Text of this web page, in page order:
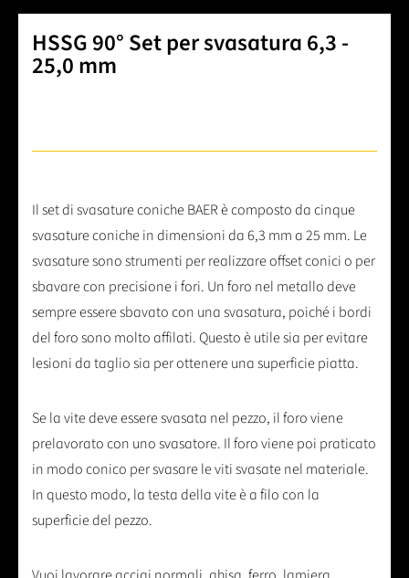
HSSG 90° Set per svasatura 6,3 -
25,0 mm
Il set di svasature coniche BAER è composto da cinque
svasature coniche in dimensioni da 6,3 mm a 25 mm. Le
svasature sono strumenti per realizzare offset conici o per
sbavare con precisione i fori. Un foro nel metallo deve
sempre essere sbavato con una svasatura, poiché i bordi
del foro sono molto affilati. Questo è utile sia per evitare
lesioni da taglio sia per ottenere una superficie piatta.
Se la vite deve essere svasata nel pezzo, il foro viene
prelavorato con uno svasatore. Il foro viene poi praticato
in modo conico per svasare le viti svasate nel materiale.
In questo modo, la testa della vite è a filo con la
superficie del pezzo.